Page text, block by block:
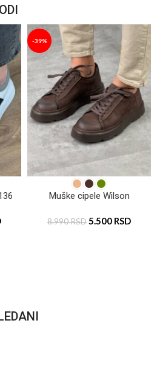
-39%
Muške cipele Wilson
8.990RSD5.500 RSD